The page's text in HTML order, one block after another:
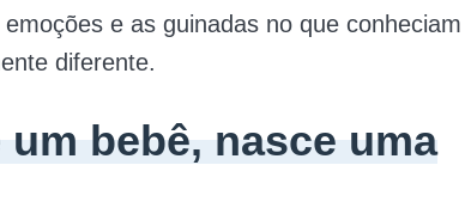
e as guinadas no que conheciam
diferente.
bebê, nasce uma